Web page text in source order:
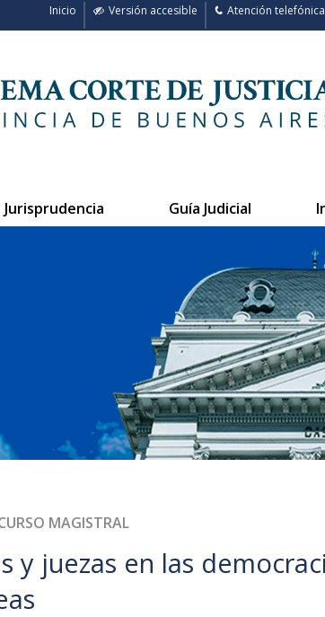
Atención telefónica
Versión accesible
Inicio
Jurisprudencia Guía Judicial
MAGISTRAL
y juezas en las